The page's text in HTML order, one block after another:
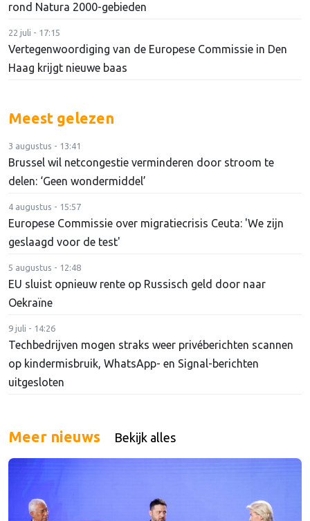
rond Natura 2000-gebieden
22 juli - 17:15
Vertegenwoordiging van de Europese Commissie in Den
Haag krijgt nieuwe baas
Meest gelezen
3 augustus - 13:41
Brussel wil netcongestie verminderen door stroom te
delen: ‘Geen wondermiddel’
4 augustus - 15:57
Europese Commissie over migratiecrisis Ceuta: 'We zijn
geslaagd voor de test'
5 augustus - 12:48
EU sluist opnieuw rente op Russisch geld door naar
Oekraïne
9 juli - 14:26
Techbedrijven mogen straks weer privéberichten scannen
op kindermisbruik, WhatsApp- en Signal-berichten
uitgesloten
Meer nieuws Bekijk alles